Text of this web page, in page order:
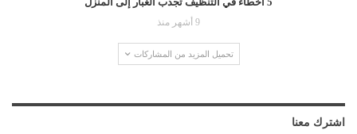
9 أشهر منذ
تحميل المزيد من المشاركات
اشترك معنا